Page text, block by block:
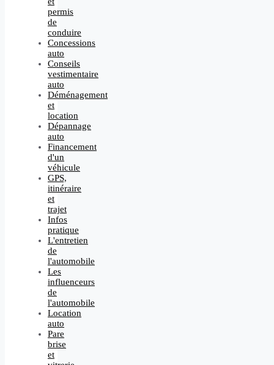
permis
de
conduire
Concessions
auto
Conseils
vestimentaire
auto
Déménagement
et
location
Dépannage
auto
Financement
d'un
véhicule
GPS,
itinéraire
et
trajet
Infos
pratique
L'entretien
de
l'automobile
Les
influenceurs
de
l'automobile
Location
auto
Pare
brise
et